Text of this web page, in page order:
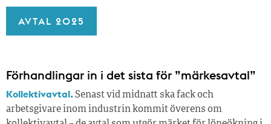
AVTAL 2025
Förhandlingar in i det sista för ”märkesavtal”
Kollektivavtal.Senast vid midnatt ska fack och
arbetsgivare inom industrin kommit överens om